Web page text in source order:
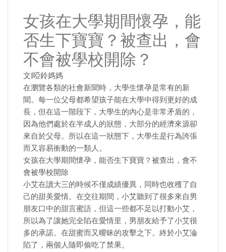
女孩在大學期間懷孕，能
否生下寶寶？被查出，會
不會被學校開除？
文|啞鈴媽媽
在瀏覽各類的社會新聞時，大學生懷孕是常有的新
聞。每一位父母都希望孩子能在大學中得到更好的成
長，但在這一階段下，大學生的內心是非常矛盾的，
因為他們處於在半成人的狀態，大部分的經濟來源卻
來自於父母。所以在這一狀態下，大學生是行為誇張
而又容易衝動的一類人。
女孩在大學期間懷孕，能否生下寶寶？被查出，會不
會被學校開除
小艾在讀大三的時候不僅成績優異，同時也收穫了自
己的甜美愛情。在交往期間，小艾聽到了很多來自男
朋友口中的甜言蜜語，但這一些都不足以打動小艾，
所以為了讓她完全陷在愛情里，男朋友給予了小艾很
多的承諾。在甜蜜而又曖昧的攻擊之下。終於小艾淪
陷了，兩個人隨即偷吃了禁果。